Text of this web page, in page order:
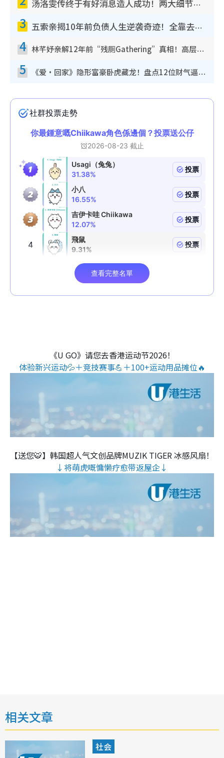
汤洛雯传终于有好消息造人成功！两大细节曝孕味极浓引猜测：大肚婆先会咁！
3 五索亲揭10年前负债人生逆袭奇迹！全靠去一地方转运后即遇上马先生
4 林芊妤亲解12年前“残厕Gathering”真相！高层解约一句话重创尊严，至今拒返TVB
5 《爱·回家》隐形富豪卧虎藏龙！盘点12位财气逼人的有钱艺人：这位美女3亿身家不愁做
《U GO》请您去香港运动节2026！
体验新兴运动💦＋竞技赛事💪＋100+运动用品摊位🔥
【送您🐯】韩国超人气文创品牌MUZIK TIGER 冰感风扇！
↓将萌虎嘅慵懒疗愈带返屋企↓
相关文章
社会